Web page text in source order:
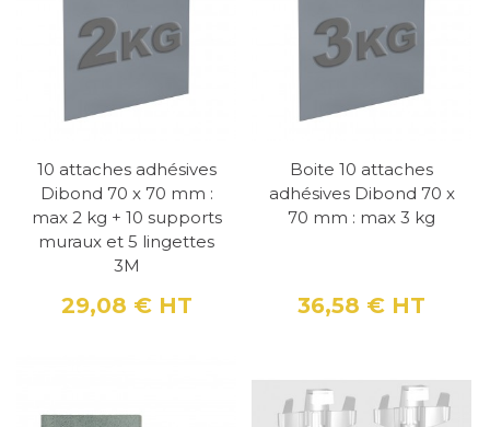
10 attaches adhésives
Dibond 70 x 70 mm :
max 2 kg + 10 supports
muraux et 5 lingettes
3M
Prix
29,08 € HT
Boite 10 attaches
adhésives Dibond 70 x
70 mm : max 3 kg
Prix
36,58 € HT